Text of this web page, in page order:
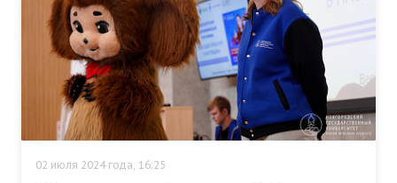
02 июля 2024 года, 16:25